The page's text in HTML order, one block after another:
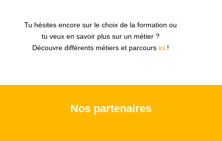
Tu hésites encore sur le choix de la formation ou
tu veux en savoir plus sur un métier ?
Découvre différents métiers et parcours ici!
Nos partenaires